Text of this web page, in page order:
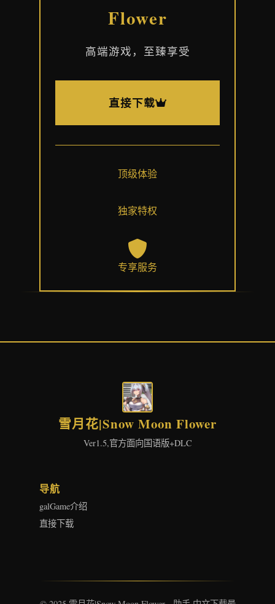
Flower
高端游戏，至臻享受
直接下载
顶级体验
独家特权
专享服务
雪月花|Snow Moon Flower
Ver1.5,官方面向国语版+DLC
导航
galGame介绍
直接下载